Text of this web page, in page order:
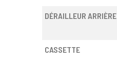
DÉRAILLEUR ARRIÈRE
CASSETTE